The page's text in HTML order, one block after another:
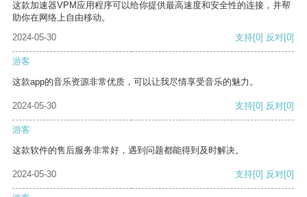
这款加速器VPM应用程序可以给你提供最高速度和安全性的连接，并帮
助你在网络上自由移动。
2024-05-30
支持[0] 反对[0]
游客
这款app的音乐资源非常优质，可以让我尽情享受音乐的魅力。
2024-05-30 支持[0] 反对[0]
游客
这款软件的售后服务非常好，遇到问题都能得到及时解决。
2024-05-30 支持[0] 反对[0]